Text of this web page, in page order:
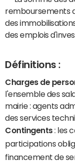
remboursements
des
des emplois
Définitions :
Charges de
l'ensemble des
mairie : agents
des services
Contingents: les
participations
financement de